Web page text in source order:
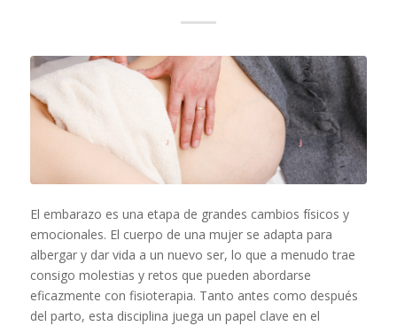
El embarazo es una etapa de grandes cambios físicos y
emocionales. El cuerpo de una mujer se adapta para
albergar y dar vida a un nuevo ser, lo que a menudo trae
consigo molestias y retos que pueden abordarse
eficazmente con fisioterapia. Tanto antes como después
del parto, esta disciplina juega un papel clave en el